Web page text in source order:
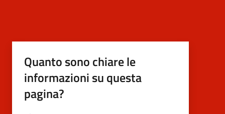
Quanto sono chiare le
informazioni su questa
pagina?